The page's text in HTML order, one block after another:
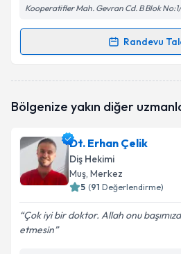
Kooperatifler Mah. Gevran Cd. B Blok
Randevu
Randevu Takvimi Talebi
oluşturun. Size bu uzmandan
E-posta Adresiniz
Kişisel verilerimin
Bölgenize yakın diğer
Dt. Erhan Çelik
Diş Hekimi
Muş, Merkez
5 (91 Değerlendirme)
Çok iyi bir doktor. Allah onu
etmesin